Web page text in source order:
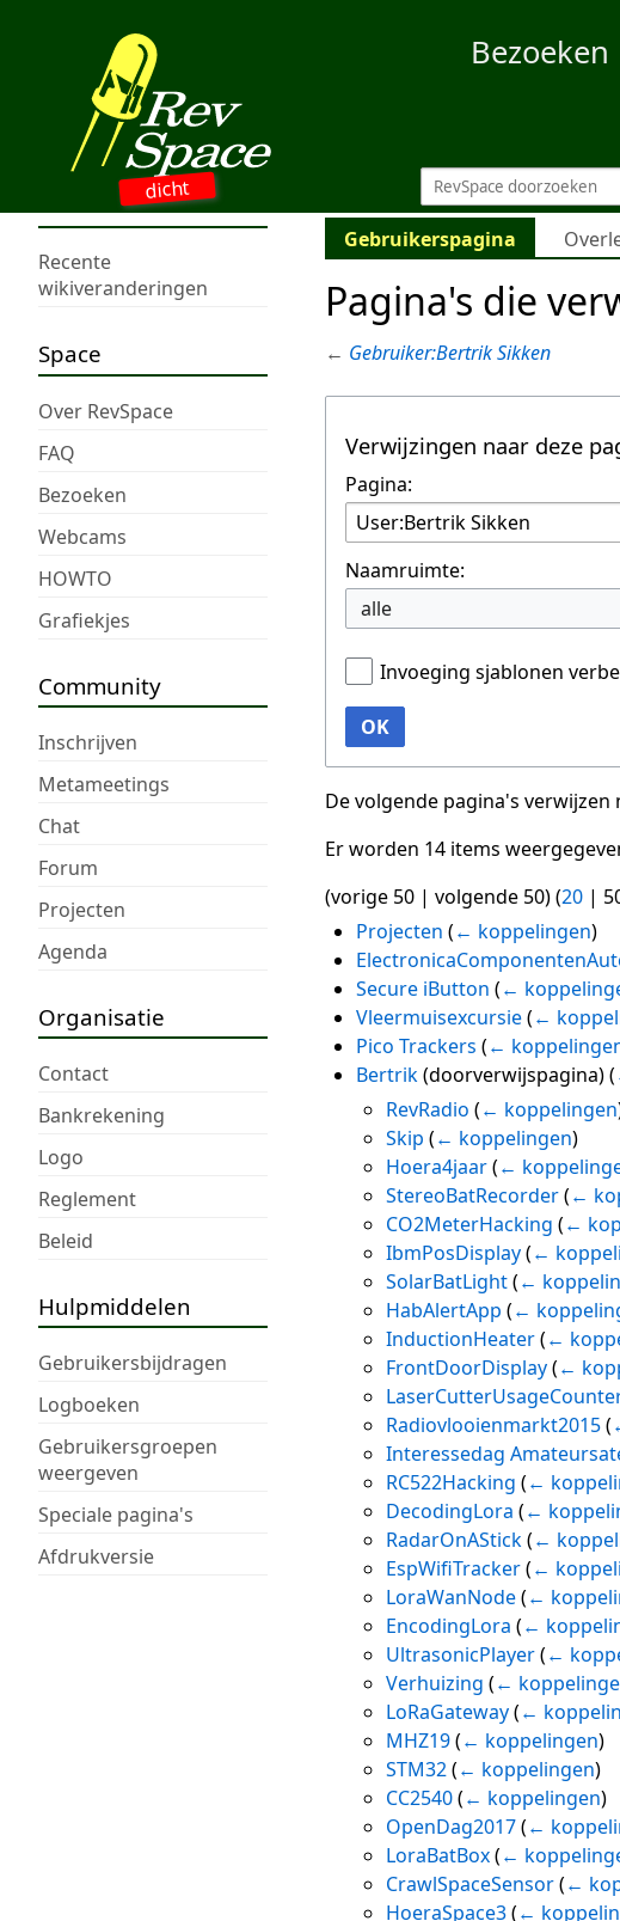
dicht
Bezoeken
Recente
wikiveranderingen
Space
Over RevSpace
FAQ
Bezoeken
Webcams
HOWTO
Grafiekjes
Community
Inschrijven
Metameetings
Chat
Forum
Projecten
Agenda
Organisatie
Contact
Bankrekening
Logo
Reglement
Beleid
Hulpmiddelen
Gebruikersbijdragen
Logboeken
Gebruikersgroepen
weergeven
Speciale pagina's
Afdrukversie
Gebruikerspagina
Pagina's die
← Gebruiker:Bertrik Sikken
Verwijzingen naar deze
Pagina:
Naamruimte:
alle
Invoeging sjablonen
OK
De volgende pagina's verwijzen
Er worden 14 items
(vorige 50 | volgende 50) (20 |
Projecten (← koppelingen)
Secure iButton (←
Vleermuisexcursie (←
Pico Trackers (←
Bertrik(doorverwijspagina)(
RevRadio (← koppelingen
Skip (← koppelingen)
Hoera4jaar(←
StereoBatRecorder(←
CO2MeterHacking (←
IbmPosDisplay(←
SolarBatLight(←
HabAlertApp (←
InductionHeater(←
FrontDoorDisplay(←
Radiovlooienmarkt2015(
Interessedag
RC522Hacking (←
DecodingLora (←
RadarOnAStick(←
EspWifiTracker(←
LoraWanNode(←
EncodingLora (←
UltrasonicPlayer(←
Verhuizing (←
LoRaGateway(←
MHZ19(← koppelingen)
STM32(← koppelingen)
CC2540(← koppelingen)
OpenDag2017(←
LoraBatBox(←
CrawlSpaceSensor(←
HoeraSpace3(←